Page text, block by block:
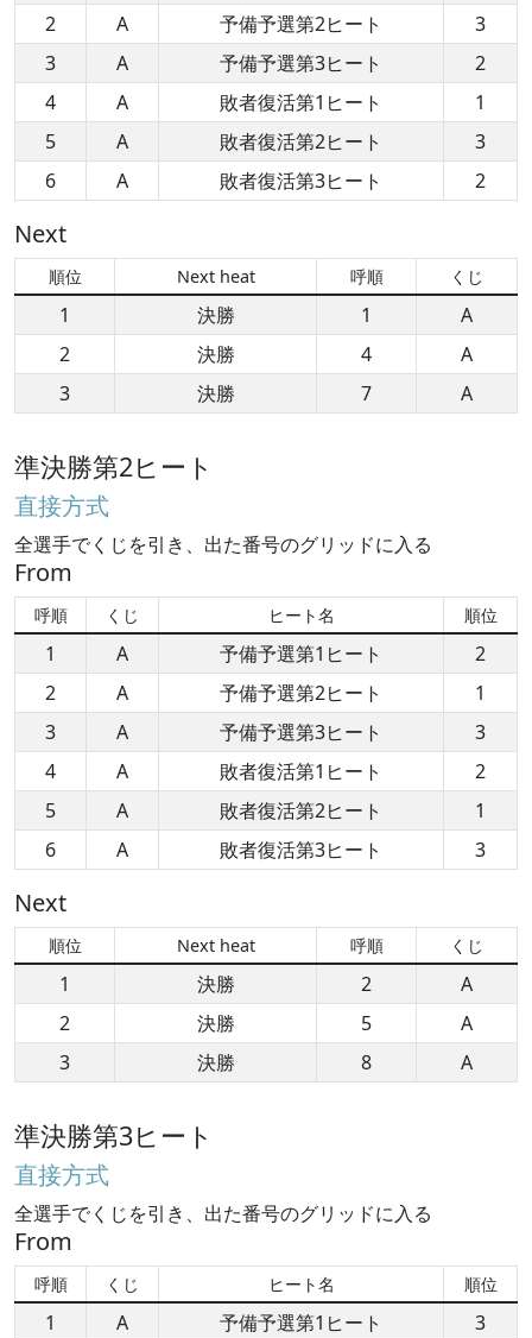
2
A 予備予選第2ヒート
3
3
A 予備予選第3ヒート
2
4
A 敗者復活第1ヒート
1
5
A 敗者復活第2ヒート
3
6
A 敗者復活第3ヒート 2
Next
順位 Next heat 呼順 くじ
1 決勝 1
A
2
決勝 4
A
3
決勝 7 A
準決勝第2ヒート
直接方式
全選手でくじを引き、出た番号のグリッドに入る
From
呼順 くじ ヒート名 順位
1 A 予備予選第1ヒート
2
2
A 予備予選第2ヒート
1
3
A 予備予選第3ヒート
3
4
A 敗者復活第1ヒート
2
5
A 敗者復活第2ヒート
1
6
A 敗者復活第3ヒート 3
Next
順位 Next heat 呼順 くじ
1 決勝 2
A
2
決勝 5
A
3
決勝 8 A
準決勝第3ヒート
直接方式
全選手でくじを引き、出た番号のグリッドに入る
From
呼順 くじ ヒート名 順位
1 A 予備予選第1ヒート
3